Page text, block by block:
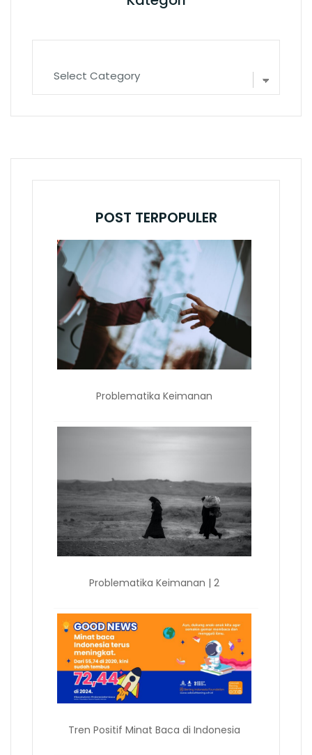
POST TERPOPULER
Problematika Keimanan
Problematika Keimanan | 2
Tren Positif Minat Baca di Indonesia